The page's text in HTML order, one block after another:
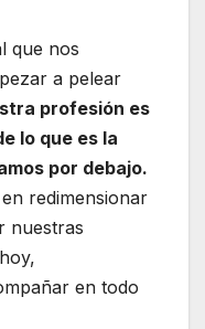
que nos
a pelear
profesión es
lo que es la
por debajo.
redimensionar
nuestras
en todo